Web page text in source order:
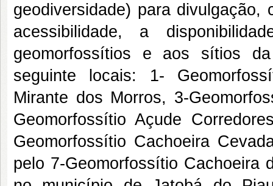
geodiversidade) para
acessibilidade, a
geomorfossítios e aos sítios
seguinte locais: 1-
Mirante dos Morros, 3-
Geomorfossítio Açude
Geomorfossítio Cachoeira
pelo 7-Geomorfossítio Cachoeira